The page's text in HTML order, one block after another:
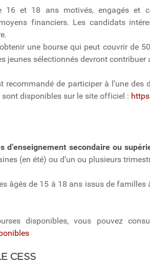
16 et 18 ans motivés, engagés et
financiers. Les candidats
une bourse qui peut couvrir de
jeunes sélectionnés devront contribuer
de participer à l’une des
disponibles sur le site officiel :
d’enseignement secondaire ou
(en été) ou d’un ou plusieurs
âgés de 15 à 18 ans issus de
disponibles, vous pouvez
CESS